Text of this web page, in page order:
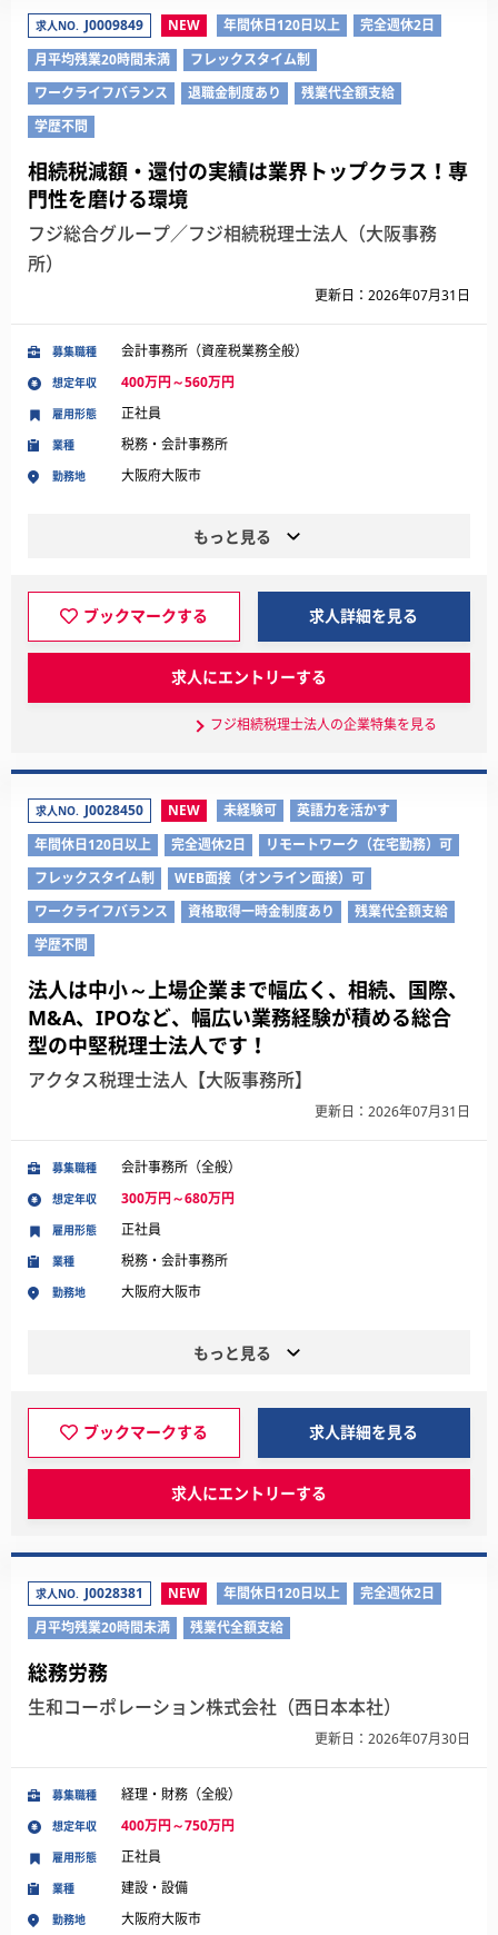
求人NO. J0009849 NEW 年間休日120日以上
完全週休2日
月平均残業20時間未満
フレックスタイム制
ワークライフバランス
退職金制度あり
残業代全額支給
学歴不問
相続税減額・還付の実績は業界トップクラス！専
門性を磨ける環境
フジ総合グループ／フジ相続税理士法人（大阪事務
所）
更新日：2026年07月31日
募集職種 会計事務所（資産税業務全般）
想定年収 400万円～560万円
業種 税務・会計事務所
勤務地 大阪府大阪市
雇用形態 正社員
もっと見る
ブックマークする 求人詳細を見る
求人にエントリーする
フジ相続税理士法人の企業特集を見る
求人NO. J0028450 NEW 未経験可
英語力を活かす
年間休日120日以上
完全週休2日
リモートワーク（在宅勤務）可
フレックスタイム制
WEB面接（オンライン面接）可
ワークライフバランス
資格取得一時金制度あり
残業代全額支給
学歴不問
法人は中小～上場企業まで幅広く、相続、国際、
M&A、IPOなど、幅広い業務経験が積める総合
型の中堅税理士法人です！
アクタス税理士法人【大阪事務所】
更新日：2026年07月31日
募集職種 会計事務所（全般）
想定年収 300万円～680万円
業種 税務・会計事務所
勤務地 大阪府大阪市
雇用形態 正社員
もっと見る
ブックマークする 求人詳細を見る
求人にエントリーする
求人NO. J0028381 NEW 年間休日120日以上
完全週休2日
月平均残業20時間未満
残業代全額支給
総務労務
生和コーポレーション株式会社（西日本本社）
更新日：2026年07月30日
募集職種 経理・財務（全般）
想定年収 400万円～750万円
業種 建設・設備
勤務地 大阪府大阪市
雇用形態 正社員